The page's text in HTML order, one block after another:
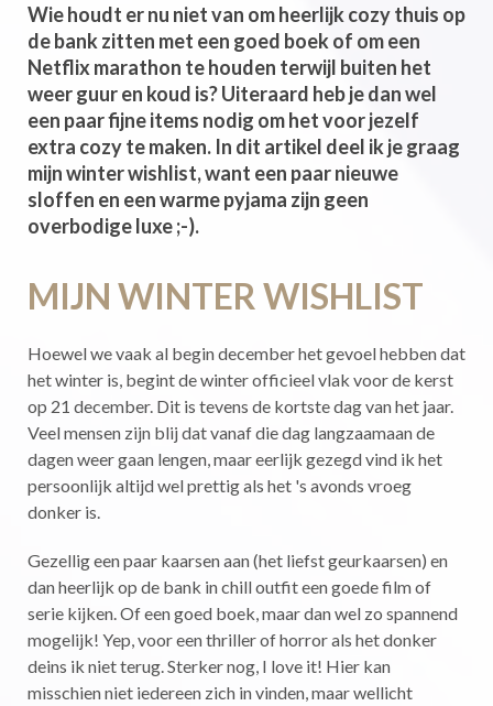
Wie houdt er nu niet van om heerlijk cozy thuis op
de bank zitten met een goed boek of om een
Netflix marathon te houden terwijl buiten het
weer guur en koud is? Uiteraard heb je dan wel
een paar fijne items nodig om het voor jezelf
extra cozy te maken. In dit artikel deel ik je graag
mijn winter wishlist, want een paar nieuwe
sloffen en een warme pyjama zijn geen
overbodige luxe ;-).
MIJN WINTER WISHLIST
Hoewel we vaak al begin december het gevoel hebben dat
het winter is, begint de winter officieel vlak voor de kerst
op 21 december. Dit is tevens de kortste dag van het jaar.
Veel mensen zijn blij dat vanaf die dag langzaamaan de
dagen weer gaan lengen, maar eerlijk gezegd vind ik het
persoonlijk altijd wel prettig als het 's avonds vroeg
donker is.
Gezellig een paar kaarsen aan (het liefst geurkaarsen) en
dan heerlijk op de bank in chill outfit een goede film of
serie kijken. Of een goed boek, maar dan wel zo spannend
mogelijk! Yep, voor een thriller of horror als het donker
deins ik niet terug. Sterker nog, I love it! Hier kan
misschien niet iedereen zich in vinden, maar wellicht